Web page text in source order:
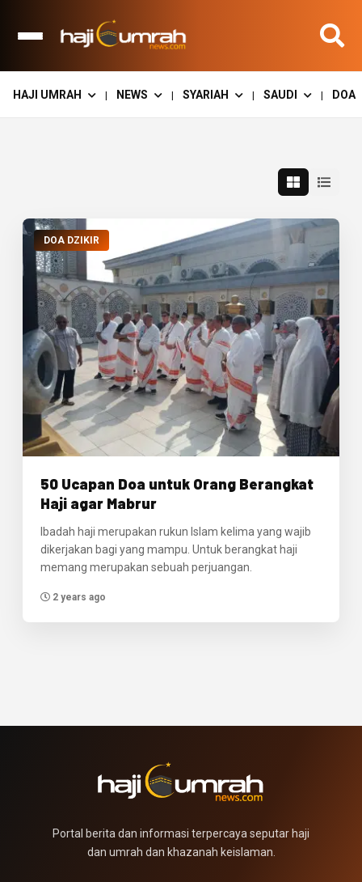
HAJI UMRAH | NEWS | SYARIAH | SAUDI | DOA
DOA DZIKIR
50 Ucapan Doa untuk Orang Berangkat
Haji agar Mabrur
Ibadah haji merupakan rukun Islam kelima yang wajib
dikerjakan bagi yang mampu. Untuk berangkat haji
memang merupakan sebuah perjuangan.
2 years ago
Portal berita dan informasi terpercaya seputar haji
dan umrah dan khazanah keislaman.